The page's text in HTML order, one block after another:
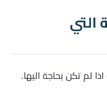
التي
لم تكن بحاجة اليها.